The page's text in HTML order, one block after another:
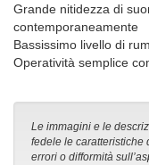
Grande nitidezza di
contemporaneamente
Bassissimo livello di
Operatività semplice
Le immagini e le
fedele le caratteristiche
errori o difformità